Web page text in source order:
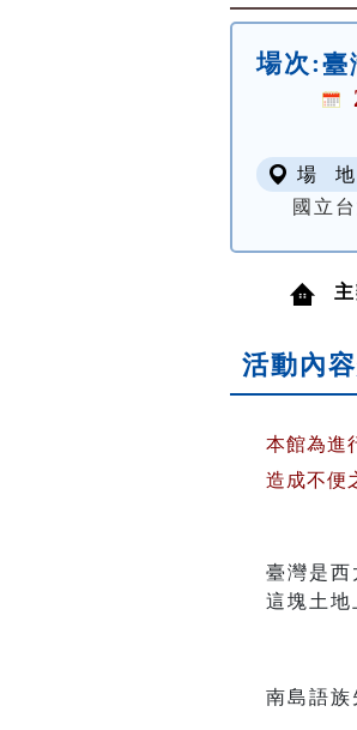
場次:臺
場 地
國立
活動內
本館為進
造成不便
臺灣是西
這塊土地
南島語族